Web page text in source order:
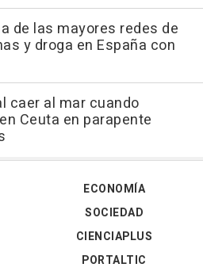
de las mayores redes de
y droga en España con
caer al mar cuando
Ceuta en parapente
ECONOMÍA
SOCIEDAD
CIENCIAPLUS
PORTALTIC